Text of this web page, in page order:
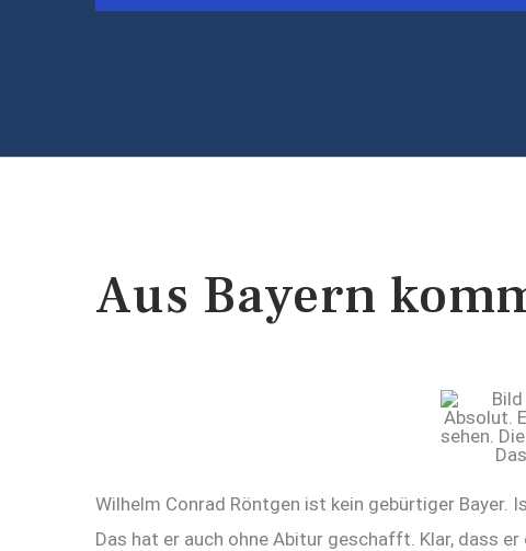
Aus Bayern
Wilhelm Conrad Röntgen ist kein gebürtiger Bayer.
Das hat er auch ohne Abitur geschafft. Klar, dass